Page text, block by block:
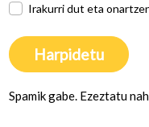
Irakurri dut eta
Harpidetu
Spamik gabe. Ezeztatu